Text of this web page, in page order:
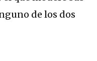
de los dos